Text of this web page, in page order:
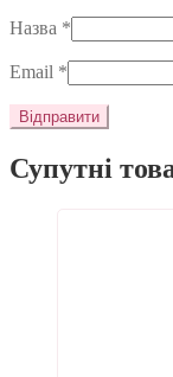
Назва *
Email *
Супутні